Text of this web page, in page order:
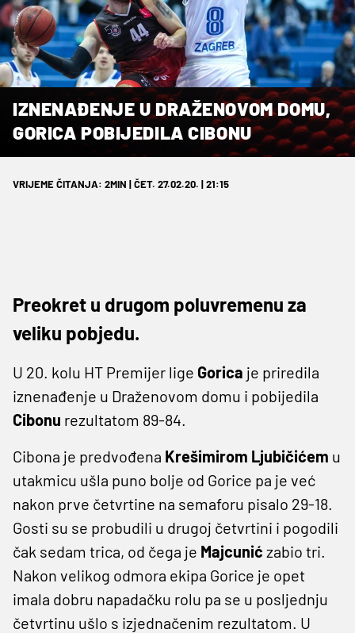
IZNENAĐENJE U DRAŽENOVOM DOMU,
GORICA POBIJEDILA CIBONU
VRIJEME ČITANJA: 2MIN | ČET. 27.02.20. | 21:15
Preokret u drugom poluvremenu za
veliku pobjedu.
U 20. kolu HT Premijer lige Gorica je priredila
iznenađenje u Draženovom domu i pobijedila
Cibonu rezultatom 89-84.
Cibona je predvođena Krešimirom Ljubičićem u
utakmicu ušla puno bolje od Gorice pa je već
nakon prve četvrtine na semaforu pisalo 29-18.
Gosti su se probudili u drugoj četvrtini i pogodili
čak sedam trica, od čega je Majcunić zabio tri.
Nakon velikog odmora ekipa Gorice je opet
imala dobru napadačku rolu pa se u posljednju
četvrtinu ušlo s izjednačenim rezultatom. U